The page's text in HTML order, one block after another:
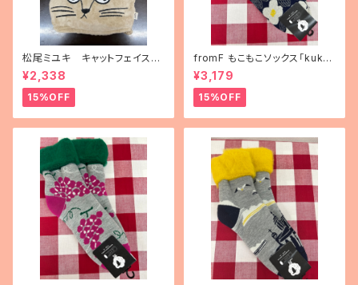
松尾ミユキ キャットフェイスブ
ランケット
¥2,338
15%OFF
fromF もこもこソックス「kukka
puutarha（花畑）」
¥3,179
15%OFF